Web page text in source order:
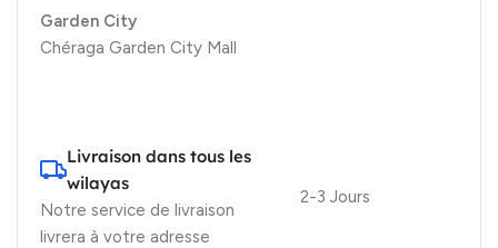
Garden City
Chéraga Garden City Mall
Livraison dans tous les
wilayas
Notre service de livraison
livrera à votre adresse
2-3 Jours